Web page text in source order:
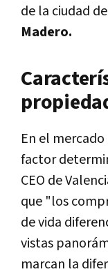
de la ciudad de
Madero.
En el
factor
CEO de
que "los
de vida
vistas
marcan la